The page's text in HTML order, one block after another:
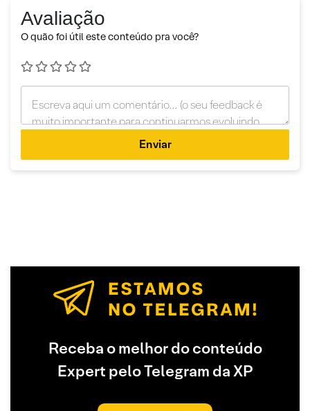
Avaliação
O quão foi útil este conteúdo pra você?
Enviar
Receba o melhor do conteúdo
Expert pelo Telegram da XP